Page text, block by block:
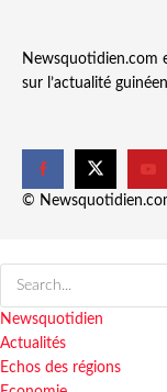
Newsquotidien.com
sur l’actualité
©
Newsquotidien
Actualités
Echos des régions